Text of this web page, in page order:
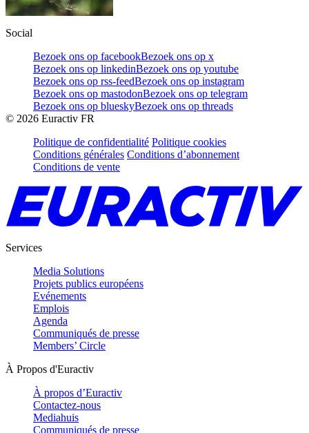
Social
Bezoek ons op facebookBezoek ons op x
Bezoek ons op linkedinBezoek ons op youtube
Bezoek ons op rss-feedBezoek ons op instagram
Bezoek ons op mastodonBezoek ons op telegram
Bezoek ons op blueskyBezoek ons op threads
© 2026 Euractiv FR
Politique de confidentialité Politique cookies
Conditions générales Conditions d’abonnement
Conditions de vente
Services
Media Solutions
Projets publics européens
Evénements
Emplois
Agenda
Communiqués de presse
Members’ Circle
À Propos d'Euractiv
À propos d’Euractiv
Contactez-nous
Mediahuis
Communiqués de presse